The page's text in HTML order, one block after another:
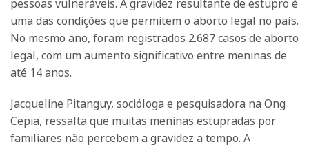
pessoas vulneráveis. A gravidez resultante de estupro é
uma das condições que permitem o aborto legal no país.
No mesmo ano, foram registrados 2.687 casos de aborto
legal, com um aumento significativo entre meninas de
até 14 anos.
Jacqueline Pitanguy, socióloga e pesquisadora na Ong
Cepia, ressalta que muitas meninas estupradas por
familiares não percebem a gravidez a tempo. A